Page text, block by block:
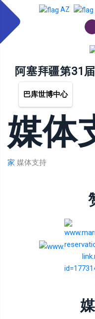
AZ
阿塞拜疆第31
巴库世博中心
媒体
家 媒体支持